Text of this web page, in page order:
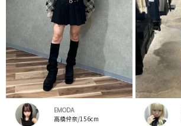
EMODA
高橋伶奈/156cm